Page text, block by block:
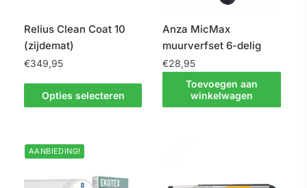
Relius Clean Coat 10
(zijdemat)
€349,95
Opties selecteren
Dit
product
variaties.
Anza MicMax
muurverfset 6-delig
€28,95
Toevoegen aan
winkelwagen
AANBIEDING!